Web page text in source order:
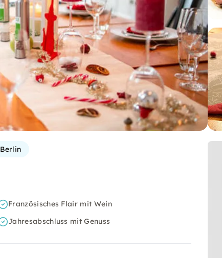
Berlin
Französisches Flair mit Wein
Jahresabschluss mit Genuss